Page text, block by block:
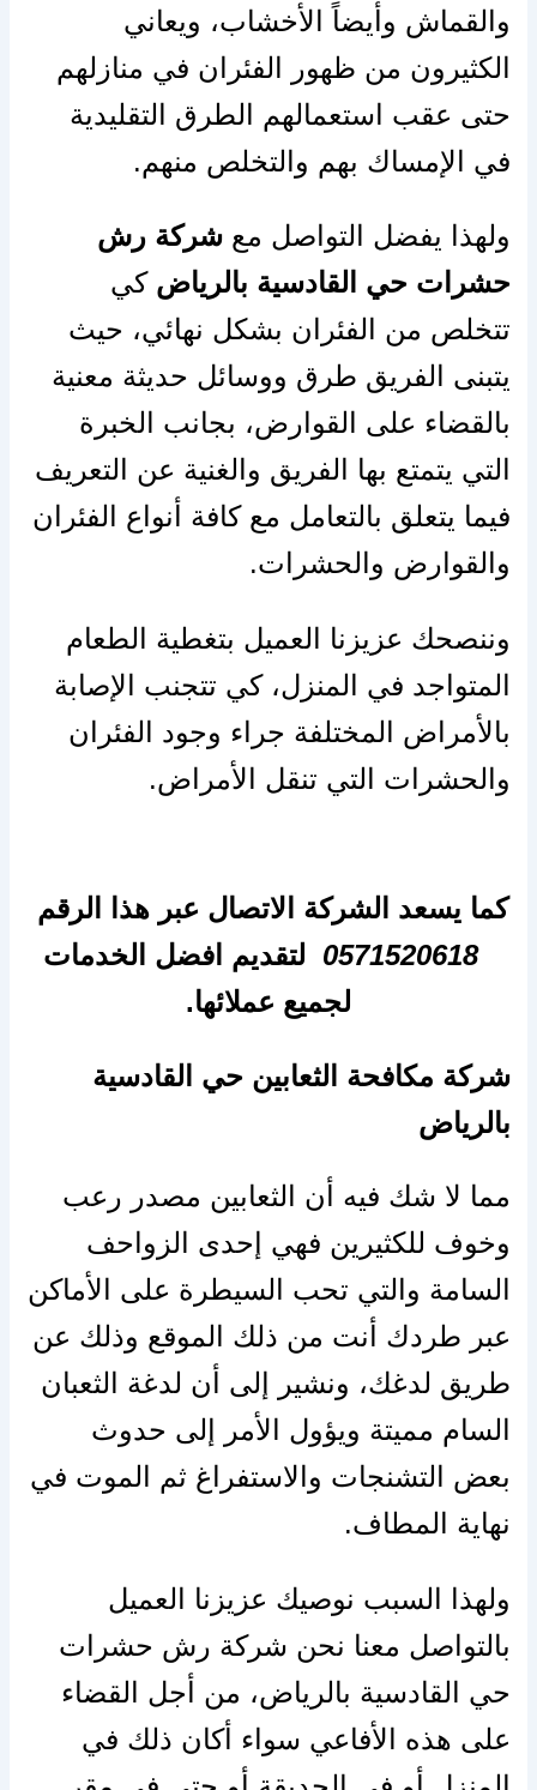
والقماش وأيضاً الأخشاب، ويعاني
الكثيرون من ظهور الفئران في منازلهم
حتى عقب استعمالهم الطرق التقليدية
في الإمساك بهم والتخلص منهم.
ولهذا يفضل التواصل معشركة رش
حشرات حي القادسية بالرياض كي
تتخلص من الفئران بشكل نهائي، حيث
يتبنى الفريق طرق ووسائل حديثة معنية
بالقضاء على القوارض، بجانب الخبرة
التي يتمتع بها الفريق والغنية عن التعريف
فيما يتعلق بالتعامل مع كافة أنواع الفئران
والقوارض والحشرات.
وننصحك عزيزنا العميل بتغطية الطعام
المتواجد في المنزل، كي تتجنب الإصابة
بالأمراض المختلفة جراء وجود الفئران
والحشرات التي تنقل الأمراض.
كما يسعد الشركة الاتصال عبر هذا الرقم
0571520618 لتقديم افضل الخدمات
لجميع عملائها.
شركة مكافحة الثعابين حي القادسية
بالرياض
مما لا شك فيه أن الثعابين مصدر رعب
وخوف للكثيرين فهي إحدى الزواحف
السامة والتي تحب السيطرة على الأماكن
عبر طردك أنت من ذلك الموقع وذلك عن
طريق لدغك، ونشير إلى أن لدغة الثعبان
السام مميتة ويؤول الأمر إلى حدوث
بعض التشنجات والاستفراغ ثم الموت في
نهاية المطاف.
ولهذا السبب نوصيك عزيزنا العميل
بالتواصل معنا نحن شركة رش حشرات
حي القادسية بالرياض، من أجل القضاء
على هذه الأفاعي سواء أكان ذلك في